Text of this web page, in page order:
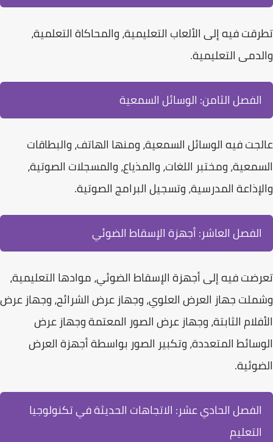
تطرقت فيه إلىالألعاب التعليمية، والمحاكاة التعلمية،
والدمى التعليمية.
الفصل الثامن: الوسائل السمعية
عالجت فيه الوسائل السمعية، ومنها الهاتف، والبطاقات
السمعية، ومختبر اللغات، والمذياع، والمسجلات الصوتية،
والإذاعة المدرسية، وتسجيل البرامج الصوتية.
الفصل العاشر: أجهزة الإسقاط الضوئي
تعرضت فيه إلى أجهزة الإسقاط الضوئي، موادها التعليمية،
وشملت جهاز العرض العلوي، وجهاز عرض الشرائح، وجهاز عرض
الأفلام الثابتة، وجهاز عرض الصور المعتمة وجهاز عرض
الوسائط المتعددة، وتكبير الصور بواسطة أجهزة العرض
الضوئية.
الفصل الحادي عشر: الاتجاهات الحديثة في تكنولوجيا
التعليم